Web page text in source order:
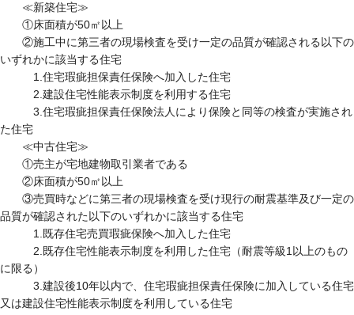
≪新築住宅≫
①床面積が50㎡以上
②施工中に第三者の現場検査を受け一定の品質が確認される以下の
いずれかに該当する住宅
1.住宅瑕疵担保責任保険へ加入した住宅
2.建設住宅性能表示制度を利用する住宅
3.住宅瑕疵担保責任保険法人により保険と同等の検査が実施され
た住宅
≪中古住宅≫
①売主が宅地建物取引業者である
②床面積が50㎡以上
③売買時などに第三者の現場検査を受け現行の耐震基準及び一定の
品質が確認された以下のいずれかに該当する住宅
1.既存住宅売買瑕疵保険へ加入した住宅
2.既存住宅性能表示制度を利用した住宅（耐震等級1以上のもの
に限る）
3.建設後10年以内で、住宅瑕疵担保責任保険に加入している住宅
又は建設住宅性能表示制度を利用している住宅